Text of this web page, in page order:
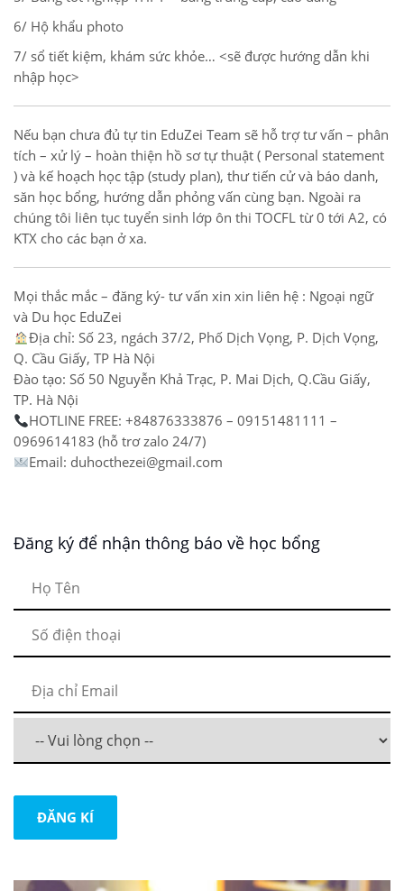
6/ Hộ khẩu photo
7/ sổ tiết kiệm, khám sức khỏe… <sẽ được hướng dẫn khi
nhập học>
Nếu bạn chưa đủ tự tin EduZei Team sẽ hỗ trợ tư vấn – phân
tích – xử lý – hoàn thiện hồ sơ tự thuật ( Personal statement
) và kế hoạch học tập (study plan), thư tiến cử và báo danh,
săn học bổng, hướng dẫn phỏng vấn cùng bạn. Ngoài ra
chúng tôi liên tục tuyển sinh lớp ôn thi TOCFL từ 0 tới A2, có
KTX cho các bạn ở xa.
Mọi thắc mắc – đăng ký- tư vấn xin xin liên hệ : Ngoại ngữ
và Du học EduZei
Địa chỉ: Số 23, ngách 37/2, Phố Dịch Vọng, P. Dịch Vọng,
Q. Cầu Giấy, TP Hà Nội
Đào tạo: Số 50 Nguyễn Khả Trạc, P. Mai Dịch, Q.Cầu Giấy,
TP. Hà Nội
HOTLINE FREE: +84876333876 – 09151481111 –
0969614183 (hỗ trơ zalo 24/7)
Email: duhocthezei@gmail.com
Đăng ký để nhận thông báo về học bổng